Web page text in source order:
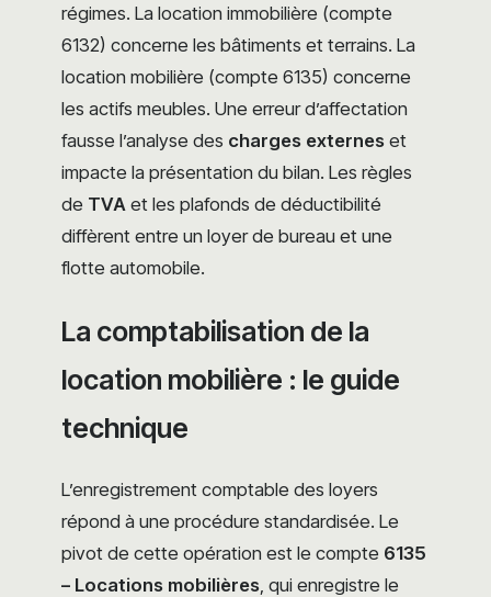
régimes. La location immobilière (compte
6132) concerne les bâtiments et terrains. La
location mobilière (compte 6135) concerne
les actifs meubles. Une erreur d’affectation
fausse l’analyse des charges externes et
impacte la présentation du bilan. Les règles
de TVA et les plafonds de déductibilité
diffèrent entre un loyer de bureau et une
flotte automobile.
La comptabilisation de la
location mobilière : le guide
technique
L’enregistrement comptable des loyers
répond à une procédure standardisée. Le
pivot de cette opération est le compte 6135
– Locations mobilières , qui enregistre le